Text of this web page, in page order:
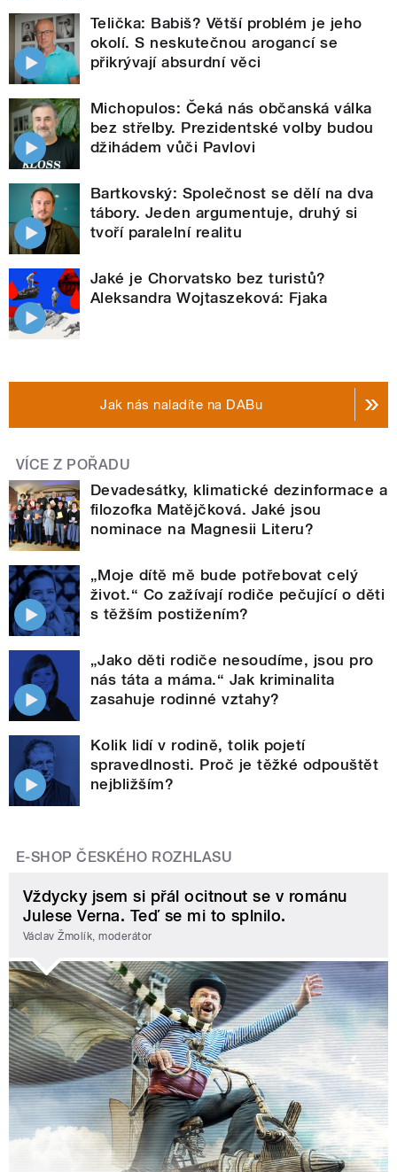
Telička: Babiš? Větší problém je jeho
okolí. S neskutečnou arogancí se
přikrývají absurdní věci
Michopulos: Čeká nás občanská válka
bez střelby. Prezidentské volby budou
džihádem vůči Pavlovi
Bartkovský: Společnost se dělí na dva
tábory. Jeden argumentuje, druhý si
tvoří paralelní realitu
Jaké je Chorvatsko bez turistů?
Aleksandra Wojtaszeková: Fjaka
Jak nás naladíte na DABu
VÍCE Z POŘADU
Devadesátky, klimatické dezinformace a
filozofka Matějčková. Jaké jsou
nominace na Magnesii Literu?
„Moje dítě mě bude potřebovat celý
život.“ Co zažívají rodiče pečující o děti
s těžším postižením?
„Jako děti rodiče nesoudíme, jsou pro
nás táta a máma.“ Jak kriminalita
zasahuje rodinné vztahy?
Kolik lidí v rodině, tolik pojetí
spravedlnosti. Proč je těžké odpouštět
nejbližším?
E-SHOP ČESKÉHO ROZHLASU
Vždycky jsem si přál ocitnout se v románu
Julese Verna. Teď se mi to splnilo.
Václav Žmolík, moderátor